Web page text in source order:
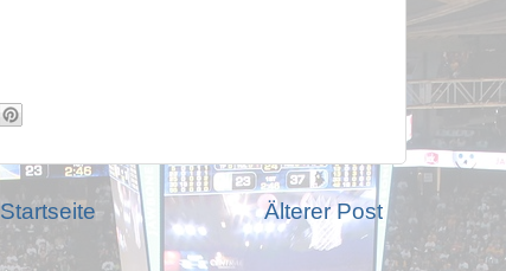
Älterer Post
Startseite